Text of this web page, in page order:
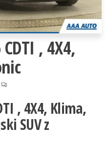
, 4X4,
, 4X4, Klima,
SUV z